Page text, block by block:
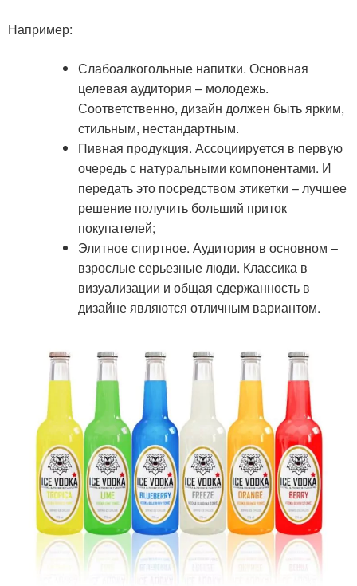
Например:
Слабоалкогольные напитки. Основная
целевая аудитория – молодежь.
Соответственно, дизайн должен быть ярким,
стильным, нестандартным.
Пивная продукция. Ассоциируется в первую
очередь с натуральными компонентами. И
передать это посредством этикетки – лучшее
решение получить больший приток
покупателей;
Элитное спиртное. Аудитория в основном –
взрослые серьезные люди. Классика в
визуализации и общая сдержанность в
дизайне являются отличным вариантом.